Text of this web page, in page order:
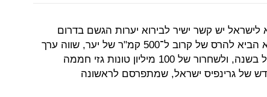
לישראל יש קשר ישיר לבירוא יערות הגשם בדרום
אמריקה, ובעשור האחרון הוא הביא להרס של קרוב ל־500 קמ"ר של יער, שווה ערך
ליותר מ־7,000 מגרשי כדורגל בשנה, ולשחרור של 100 מיליון טונות גזי חממה
של גרינפיס ישראל, שמתפרסם לראשונה